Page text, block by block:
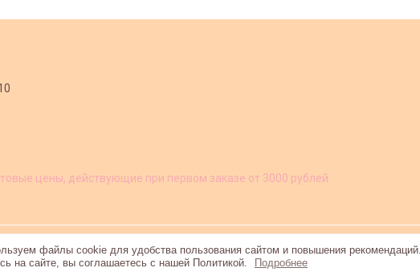
цены, действующие при первом заказе от 3000 рублей.
файлы cookie для удобства пользования сайтом и повышения рекомендаций.
на сайте, вы соглашаетесь с нашей Политикой.
Подробнее